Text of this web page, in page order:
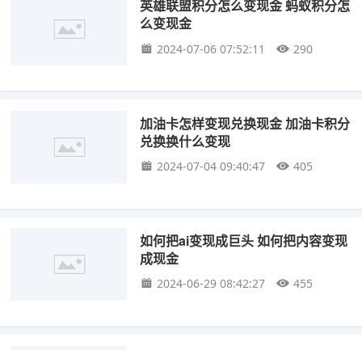
英雄联盟积分怎么变现金 蚂蚁积分怎
么变现金
2024-07-06 07:52:11 290
加油卡怎样变现兑换现金 加油卡积分
兑换换什么变现
2024-07-04 09:40:47 405
如何把ai变现成巨头 如何把内容变现
成现金
2024-06-29 08:42:27 455